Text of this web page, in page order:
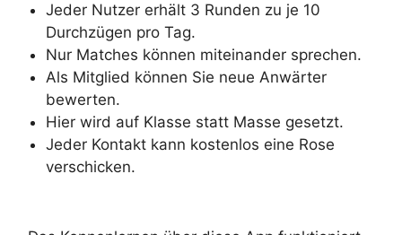
Jeder Nutzer erhält 3 Runden zu je 10
Durchzügen pro Tag.
Nur Matches können miteinander sprechen.
Als Mitglied können Sie neue Anwärter
bewerten.
Hier wird auf Klasse statt Masse gesetzt.
Jeder Kontakt kann kostenlos eine Rose
verschicken.